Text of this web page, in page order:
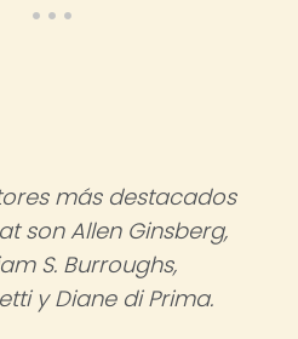
más destacados
son Allen Ginsberg,
S. Burroughs,
y Diane di Prima.